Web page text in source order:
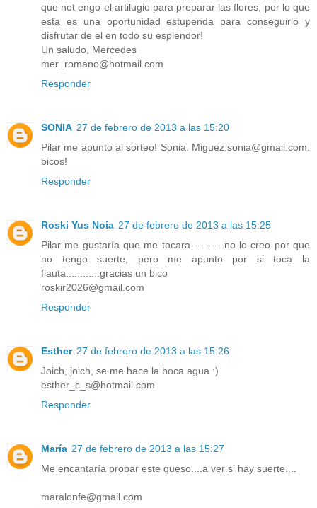
que not engo el artilugio para preparar las flores, por lo que
esta es una oportunidad estupenda para conseguirlo y
disfrutar de el en todo su esplendor!
Un saludo, Mercedes
mer_romano@hotmail.com
Responder
SONIA 27 de febrero de 2013 a las 15:20
Pilar me apunto al sorteo! Sonia. Miguez.sonia@gmail.com.
bicos!
Responder
Roski Yus Noia 27 de febrero de 2013 a las 15:25
Pilar me gustaría que me tocara............no lo creo por que
no tengo suerte, pero me apunto por si toca la
flauta............gracias un bico
roskir2026@gmail.com
Responder
Esther 27 de febrero de 2013 a las 15:26
Joich, joich, se me hace la boca agua :)
esther_c_s@hotmail.com
Responder
María 27 de febrero de 2013 a las 15:27
Me encantaría probar este queso....a ver si hay suerte....
maralonfe@gmail.com